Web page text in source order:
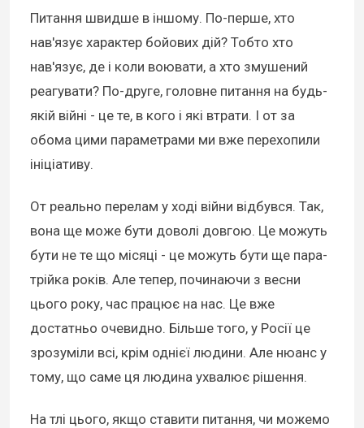
Питання швидше в іншому. По-перше, хто
нав'язує характер бойових дій? Тобто хто
нав'язує, де і коли воювати, а хто змушений
реагувати? По-друге, головне питання на будь-
якій війні - це те, в кого і які втрати. І от за
обома цими параметрами ми вже перехопили
ініціативу.
От реально перелам у ході війни відбувся. Так,
вона ще може бути доволі довгою. Це можуть
бути не те що місяці - це можуть бути ще пара-
трійка років. Але тепер, починаючи з весни
цього року, час працює на нас. Це вже
достатньо очевидно. Більше того, у Росії це
зрозуміли всі, крім однієї людини. Але нюанс у
тому, що саме ця людина ухвалює рішення.
На тлі цього, якщо ставити питання, чи можемо